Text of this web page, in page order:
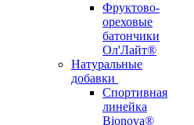
Фруктово-
ореховые
батончики
Ол'Лайт®
Натуральные
добавки
Спортивная
линейка
Bionova®